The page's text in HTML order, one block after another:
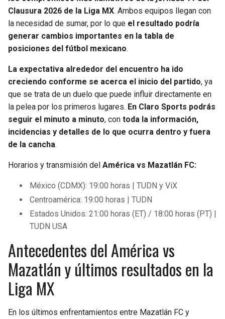
Clausura 2026 de la Liga MX. Ambos equipos llegan con
la necesidad de sumar, por lo que el resultado podría
generar cambios importantes en la tabla de
posiciones del fútbol mexicano.
La expectativa alrededor del encuentro ha ido
creciendo conforme se acerca el inicio del partido, ya
que se trata de un duelo que puede influir directamente en
la pelea por los primeros lugares. En Claro Sports podrás
seguir el minuto a minuto, con toda la información,
incidencias y detalles de lo que ocurra dentro y fuera
de la cancha.
Horarios y transmisión del América vs Mazatlán FC:
México (CDMX): 19:00 horas | TUDN y ViX
Centroamérica: 19:00 horas | TUDN
Estados Unidos: 21:00 horas (ET) / 18:00 horas (PT) |
TUDN USA
Antecedentes del América vs
Mazatlán y últimos resultados en la
Liga MX
En los últimos enfrentamientos entre Mazatlán FC y